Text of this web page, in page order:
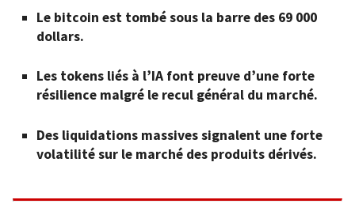
Le bitcoin est tombé sous la barre des 69 000
dollars.
Les tokens liés à l’IA font preuve d’une forte
résilience malgré le recul général du marché.
Des liquidations massives signalent une forte
volatilité sur le marché des produits dérivés.